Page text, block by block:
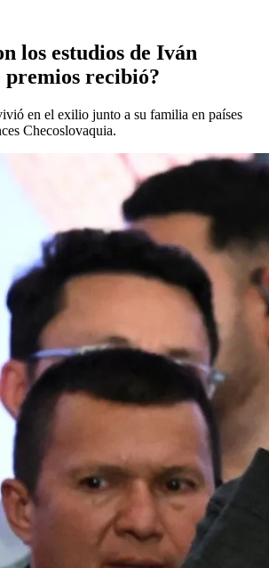
los estudios de Iván
premios recibió?
en el exilio junto a su familia en países
Checoslovaquia.